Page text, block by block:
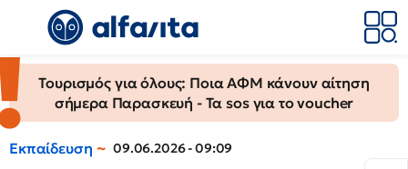
Τουρισμός για όλους: Ποια ΑΦΜ κάνουν αίτηση
σήμερα Παρασκευή - Τα sos για το voucher
Εκπαίδευση 09.06.2026 - 09:09